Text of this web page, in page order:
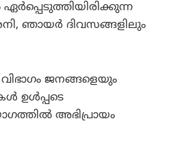
ഞായര്‍ ദിവസങ്ങളിലും
ജനങ്ങളെയും
ഉള്‍പ്പടെ
അഭിപ്രായം